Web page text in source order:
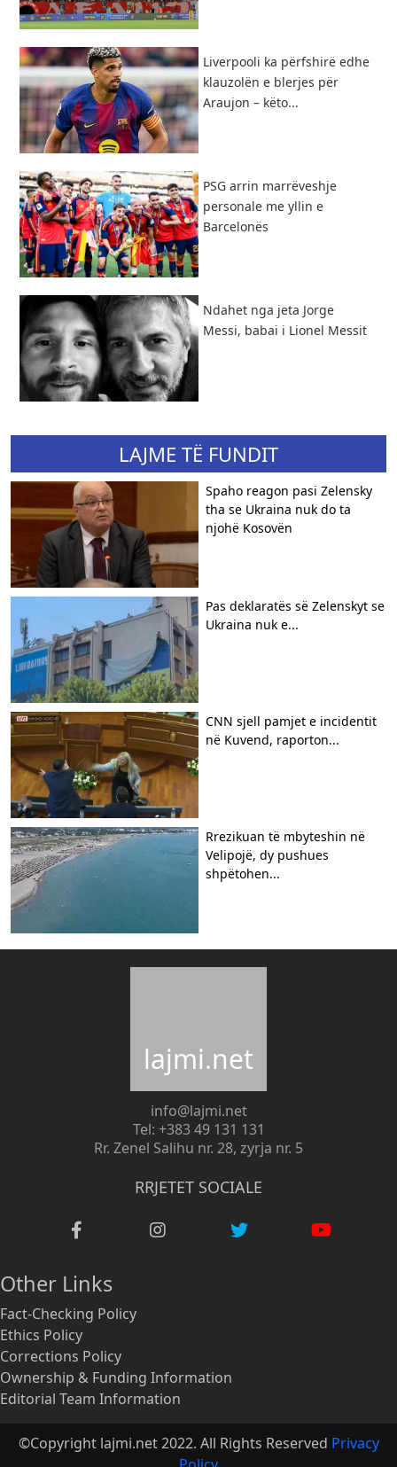
Liverpooli ka përfshirë edhe
klauzolën e blerjes për
Araujon – këto...
PSG arrin marrëveshje
personale me yllin e
Barcelonës
Ndahet nga jeta Jorge
Messi, babai i Lionel Messit
LAJME TË FUNDIT
​Spaho reagon pasi Zelensky
tha se Ukraina nuk do ta
njohë Kosovën
Pas deklaratës së Zelenskyt se
Ukraina nuk e...
CNN sjell pamjet e incidentit
në Kuvend, raporton...
Rrezikuan të mbyteshin në
Velipojë, dy pushues
shpëtohen...
lajmi.net
info@lajmi.net
Tel: +383 49 131 131
Rr. Zenel Salihu nr. 28, zyrja nr. 5
RRJETET SOCIALE
Other Links
Fact-Checking Policy
Ethics Policy
Corrections Policy
Ownership & Funding Information
Editorial Team Information
©Copyright lajmi.net 2022. All Rights Reserved Privacy